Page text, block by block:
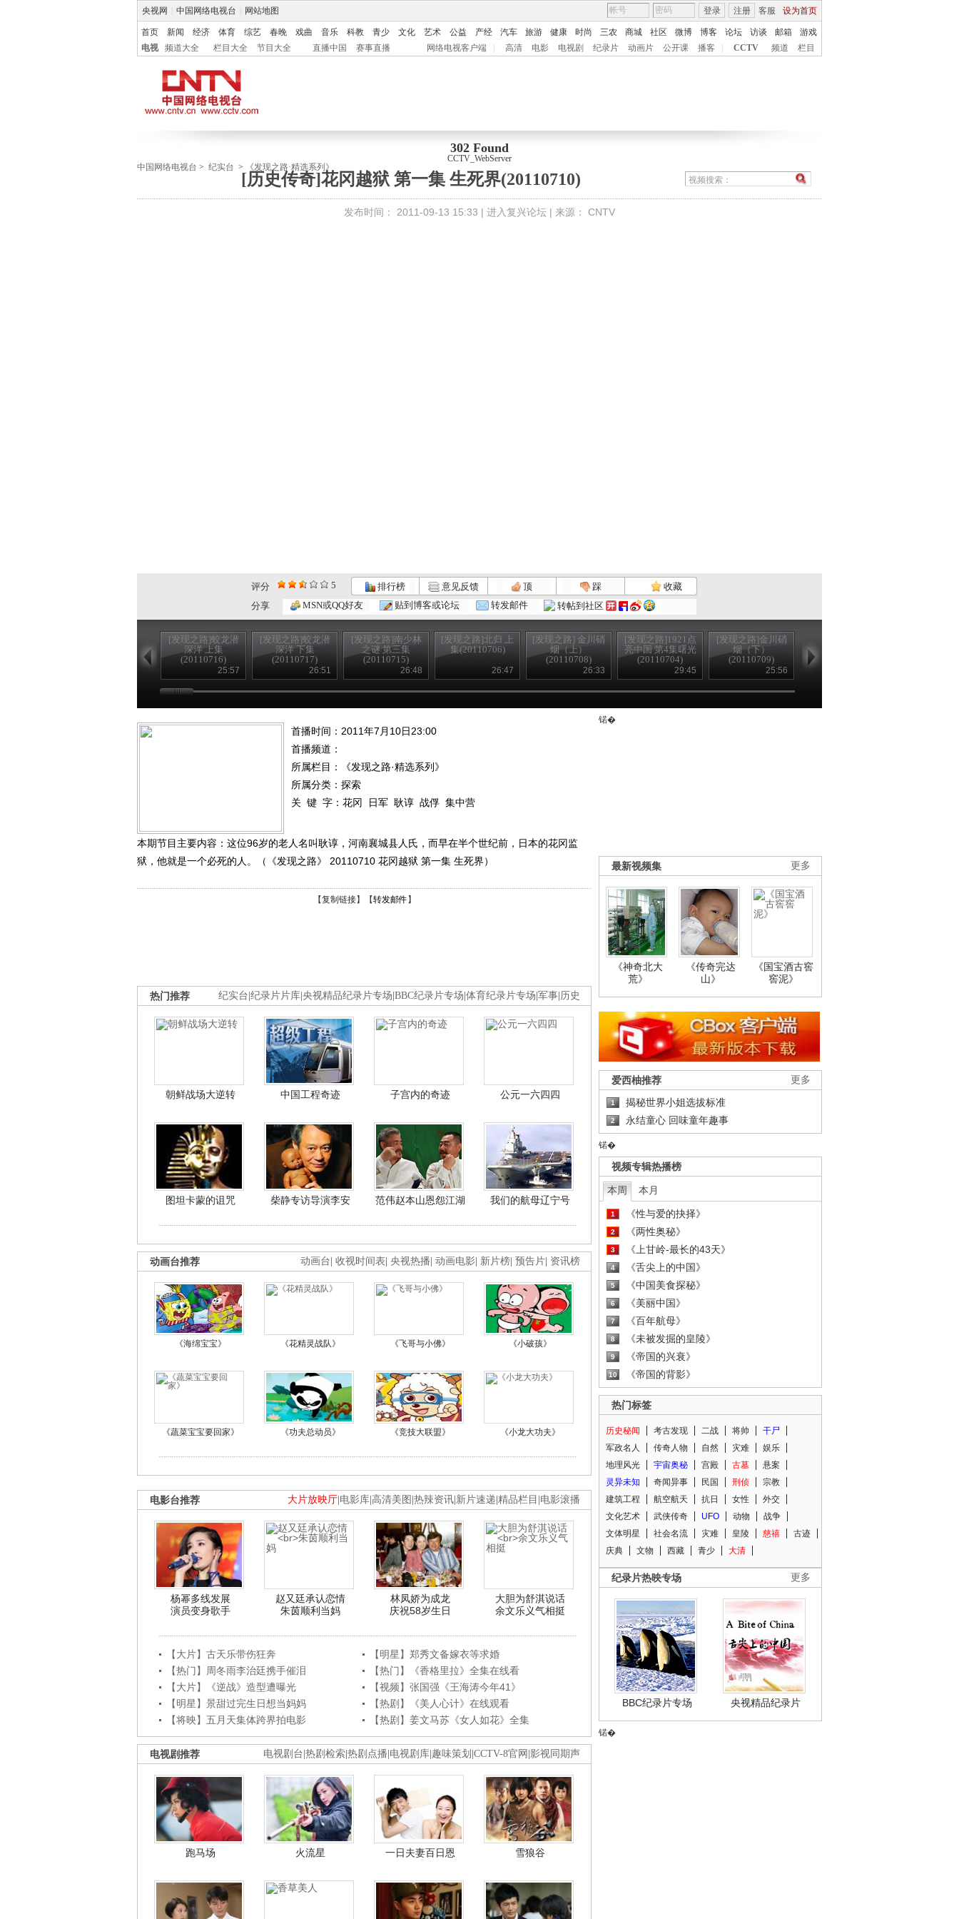
央视网 中国网络电视台 网站地图 客服 设为首页
登录 注册
首页 新闻 经济 体育 综艺 春晚 戏曲 音乐 科教 青少 文化 艺术 公益 产经 汽车 旅游 健康 时尚 三农 商城 社区 微博 博客 论坛 访谈 邮箱
游戏
电视
频道大全 栏目大全 节目大全 直播中国 赛事直播 网络电视客户端 高清 电影 电视剧 纪录片 动画片 公开课 播客 CCTV 频道 栏目
302 Found
CCTV_WebServer
中国网络电视台 > 纪实台 > 《发现之路·精选系列》
[历史传奇]花冈越狱 第一集 生死界(20110710)
发布时间： 2011-09-13 15:33 | 进入复兴论坛 | 来源： CNTV
评分 5 排行榜 意见反馈 顶 踩
收藏
分享
MSN或QQ好友 贴到博客或论坛 转发邮件 转帖到社区
[发现之路]蛟龙潜
深洋 上集
(20110716)
25:57
[发现之路]蛟龙潜
深洋 下集
(20110717)
26:51
[发现之路]南少林
之谜 第三集
(20110715)
26:48
[发现之路]北归 上
集(20110706)
26:47
[发现之路] 金川硝
烟（上）
(20110708)
26:33
[发现之路]1921点
亮中国 第4集曙光
(20110704)
29:45
[发现之路]金川硝
烟（下）
(20110709)
25:56
踪 上(20110711)
首播时间：2011年7月10日23:00
首播频道：
所属栏目：
《发现之路·精选系列》
所属分类：探索
关 键 字： 花冈 日军 耿谆 战俘 集中营
本期节目主要内容：这位96岁的老人名叫耿谆，河南襄城县人氏，而早在半个世纪前，日本的花冈监
狱，他就是一个必死的人。（《发现之路》 20110710 花冈越狱 第一集 生死界）
【复制链接】【转发邮件 】
纪实台 纪录片片库 央视精品纪录片专场 BBC纪录片专场 体育纪录片专场 军事 历史
热门推荐
朝鲜战场大逆转 中国工程奇迹 子宫内的奇迹 公元一六四四
图坦卡蒙的诅咒 柴静专访导演李安 范伟赵本山恩怨江湖 我们的航母辽宁号
动画台 收视时间表 央视热播 动画电影 新片榜 预告片 资讯榜
动画台推荐
《海绵宝宝》 《花精灵战队》 《飞哥与小佛》 《小破孩》
《蔬菜宝宝要回家》 《功夫总动员》 《竞技大联盟》 《小龙大功夫》
大片放映厅 电影库 高清美图 热辣资讯 新片速递 精品栏目 电影滚播
电影台推荐
杨幂多线发展
演员变身歌手
赵又廷承认恋情
朱茵顺利当妈
林凤娇为成龙
庆祝58岁生日
大胆为舒淇说话
余文乐义气相挺
【大片】古天乐带伤狂奔
【明星】郑秀文备嫁衣等求婚
【热门】周冬雨李治廷携手催泪
【热门】《香格里拉》全集在线看
【大片】《逆战》造型遭曝光
【视频】张国强《王海涛今年41》
【明星】景甜过完生日想当妈妈
【热剧】《美人心计》在线观看
【将映】五月天集体跨界拍电影
【热剧】姜文马苏《女人如花》全集
电视剧台 热剧检索 热剧点播 电视剧库 趣味策划 CCTV-8官网 影视同期声
电视剧推荐
跑马场 火流星 一日夫妻百日恩 雪狼谷
锘�
更多
最新视频集
《神奇北大
荒》
《传奇完达
山》
《国宝酒古窖
窖泥》
更多
爱西柚推荐
1 揭秘世界小姐选拔标准
2 永结童心 回味童年趣事
锘�
视频专辑热播榜
本周 本月
1 《性与爱的抉择》
2 《两性奥秘》
3 《上甘岭-最长的43天》
4 《舌尖上的中国》
5 《中国美食探秘》
6 《美丽中国》
7 《百年航母》
8 《未被发掘的皇陵》
9 《帝国的兴衰》
10 《帝国的背影》
热门标签
历史秘闻 考古发现 二战 将帅
干尸
军政名人
传奇人物 自然 灾难
娱乐
地理风光
宇宙奥秘 宫殿 古墓
悬案
灵异未知
奇闻异事 民国 刑侦
宗教
建筑工程
航空航天 抗日 女性
外交
文化艺术
武侠传奇 UFO 动物
战争
文体明星
社会名流 灾难 皇陵 慈禧
古迹
庆典
文物 西藏 青少 大清
更多
纪录片热映专场
BBC纪录片专场 央视精品纪录片
锘�